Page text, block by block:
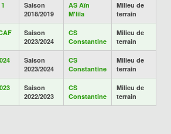
Saison
2018/2019
AS Aïn
M'lila
Milieu de
terrain
Saison
2023/2024
CS
Constantine
Milieu de
terrain
Saison
2023/2024
CS
Constantine
Milieu de
terrain
Saison
2022/2023
CS
Constantine
Milieu de
terrain